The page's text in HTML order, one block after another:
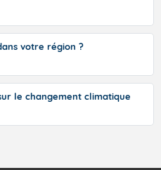
votre région ?
le changement climatique